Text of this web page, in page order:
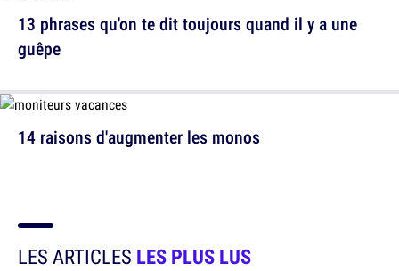
13 phrases qu'on te dit toujours quand il y a une
guêpe
14 raisons d'augmenter les monos
LES ARTICLES LES PLUS LUS